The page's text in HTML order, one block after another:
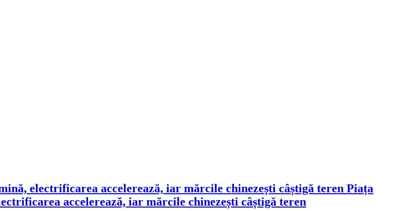
Piața
accelerează, iar mărcile chinezești câștigă teren